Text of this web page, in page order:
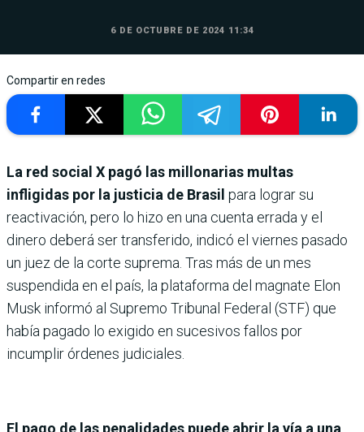
6 DE OCTUBRE DE 2024 11:34
Compartir en redes
La red social X pagó las millonarias multas
infligidas por la justicia de Brasil para lograr su
reactivación, pero lo hizo en una cuenta errada y el
dinero deberá ser transferido, indicó el viernes pasado
un juez de la corte suprema. Tras más de un mes
suspendida en el país, la plataforma del magnate Elon
Musk informó al Supremo Tribunal Federal (STF) que
había pagado lo exigido en sucesivos fallos por
incumplir órdenes judiciales.
El pago de las penalidades puede abrir la vía a una